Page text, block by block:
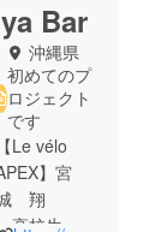
ya Bar
沖縄県
初めてのプ
ロジェクト
です
【Le vélo
】宮
翔
高校生の